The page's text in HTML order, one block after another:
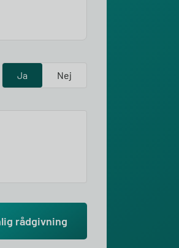
Ja Nej
rådgivning